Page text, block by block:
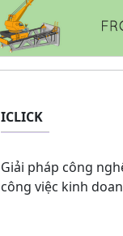
ICLICK
Giải pháp công
công việc kinh